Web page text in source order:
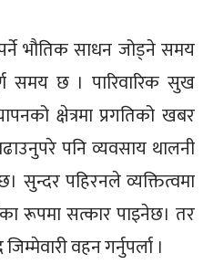
भौतिक साधन जोड्ने समय
समय छ । पारिवारिक सुख
क्षेत्रमा प्रगतिको खबर
पनि व्यवसाय थालनी
सुन्दर पहिरनले व्यक्तित्वमा
रूपमा सत्कार पाइनेछ। तर
वहन गर्नुपर्ला ।